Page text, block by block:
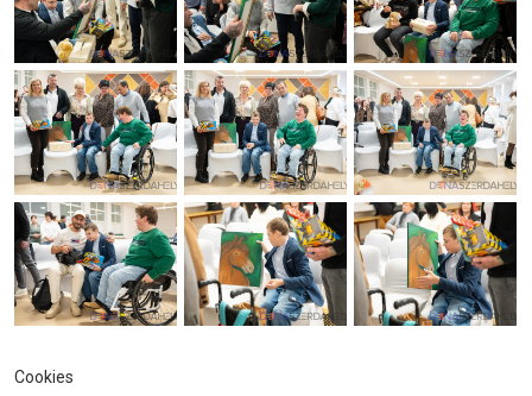
Cookies